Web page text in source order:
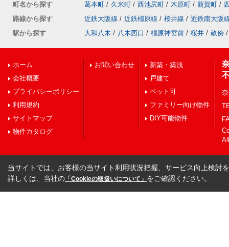
町名から探す
葛本町 / 久米町 / 西池尻町 / 木原町 / 新賀町 /
路線から探す
近鉄大阪線 / 近鉄橿原線 / 桜井線 / 近鉄南大阪
駅から探す
大和八木 / 八木西口 / 橿原神宮前 / 桜井 / 畝傍 /
ホーム
会社概要
プライバシーポリシー
利用規約
サイトマップ
物件カタログ
お問い合わせ
新築・築浅
戸建て
ペット可
ファミリー向け物件
DIY可能物件
当サイトでは、お客様の当サイト利用状況把握、サービス向上検討
詳しくは、当社の 「Cookieの取扱いについて」 をご確認ください。